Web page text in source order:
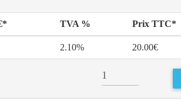
TVA % Prix TTC*
2.10% 20.00€